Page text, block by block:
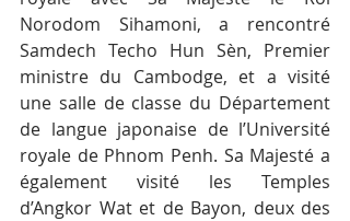
Norodom Sihamoni, a rencontré
Samdech Techo Hun Sèn, Premier
ministre du Cambodge, et a visité
une salle de classe du Département
de langue japonaise de l’Université
royale de Phnom Penh. Sa Majesté a
également visité les Temples
d’Angkor Wat et de Bayon, deux des